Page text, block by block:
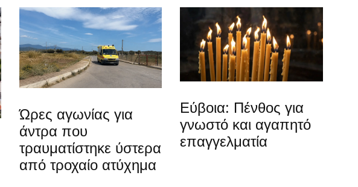
Ώρες αγωνίας για
άντρα που
τραυματίστηκε ύστερα
από τροχαίο ατύχημα
Εύβοια: Πένθος για
γνωστό και αγαπητό
επαγγελματία